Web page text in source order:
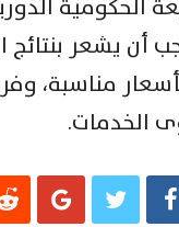
الحكومية
أن يشعر بنتائج
مناسبة،
الخدمات.